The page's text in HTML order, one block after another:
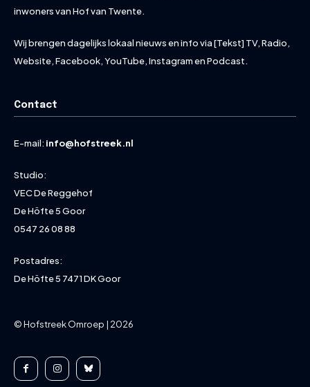
inwoners van Hof van Twente.
Wij brengen dagelijks lokaal nieuws en info via [Tekst] TV, Radio,
Website, Facebook, YouTube, Instagram en Podcast.
Contact
E-mail: info@hofstreek.nl
Studio:
VEC De Reggehof
De Höfte 5 Goor
0547 26 08 88
Postadres:
De Höfte 5 7471 DK Goor
© Hofstreek Omroep | 2026